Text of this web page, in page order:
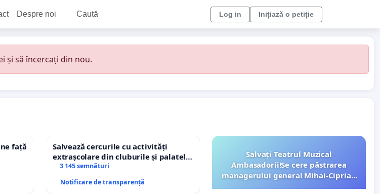
Despre noi Caută Log in Inițiază o petiție
și să încercați din nou.
față
Salvează cercurile cu activități
extrașcolare din cluburile și palatele
copiilor
3 145 semnături
Notificare de transparență
Salvați Teatrul Muzical
Ambasadorii!Se cere păstrarea
managerului general Mihai-Ciprian